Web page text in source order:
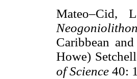
Mateo–Cid,
Caribbean
Howe)
of Science 40: